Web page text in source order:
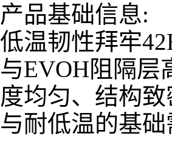
产品基础信息:
低温韧性拜牢
与EVOH阻隔层
度均匀、结构
与耐低温的基础